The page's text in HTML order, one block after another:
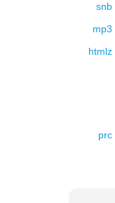
snb
mp3
htmlz
prc